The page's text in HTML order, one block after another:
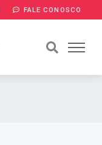
FALE CONOSCO